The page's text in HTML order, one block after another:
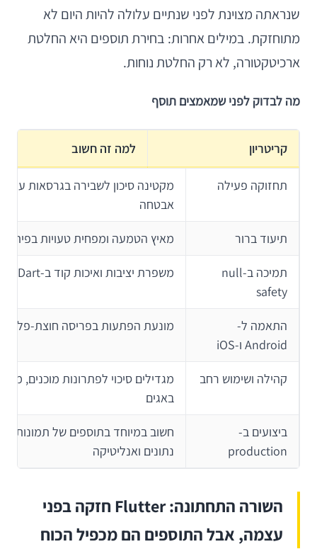
שנראתה מצוינת לפני שנתיים עלולה להיות היום לא
מתוחזקת. במילים אחרות: בחירת תוספים היא החלטת
ארכיטקטורה, לא רק החלטת נוחות.
מה לבדוק לפני שמאמצים תוסף
קריטריון למה זה חשוב
תחזוקה פעילה
מקטינה סיכון לשבירה בגרסאות
אבטחה
תיעוד ברור מאיץ הטמעה ומפחית טעויות בפיתוח
תמיכה ב-null
safety
משפרת יציבות ואיכות קוד ב-Dart מודרני
התאמה ל-
Android ו-iOS
מונעת הפתעות בפריסה חוצת-
קהילה ושימוש רחב
מגדילים סיכוי לפתרונות מוכנים,
באגים
ביצועים ב-
production
חשוב במיוחד בתוספים של תמונות,
נתונים ואנליטיקה
השורה התחתונה: Flutter חזקה בפני
עצמה, אבל התוספים הם מכפיל הכוח